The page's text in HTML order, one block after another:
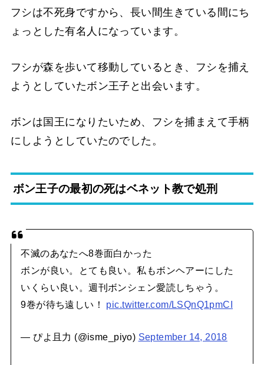
フシは不死身ですから、長い間生きている間にち
ょっとした有名人になっています。
フシが森を歩いて移動しているとき、フシを捕え
ようとしていたボン王子と出会います。
ボンは国王になりたいため、フシを捕まえて手柄
にしようとしていたのでした。
ボン王子の最初の死はベネット教で処刑
不滅のあなたへ8巻面白かった
ボンが良い。とても良い。私もボンヘアーにした
いくらい良い。週刊ボンシェン愛読しちゃう。
9巻が待ち遠しい！ pic.twitter.com/LSQnQ1pmCI
— ぴよ且力 (@isme_piyo) September 14, 2018